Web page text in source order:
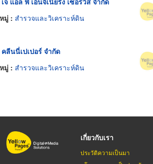
มู่ : สำรวจและวิเคราะห์ดิน
ลีนนี่เปเปอร์ จำกัด
มู่ : สำรวจและวิเคราะห์ดิน
เกี่ยวกับเรา
ประวัติความเป็นมา